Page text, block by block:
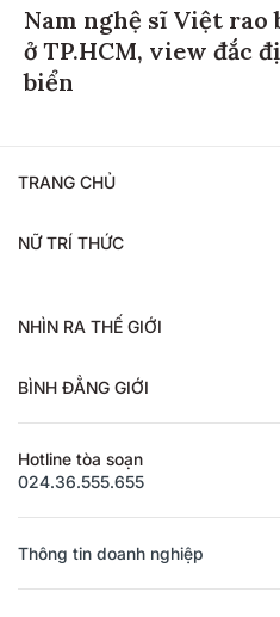
Nam nghệ sĩ Việt
ở TP.HCM, view đắc
biển
TRANG CHỦ
NỮ TRÍ THỨC
NHÌN RA THẾ GIỚI
BÌNH ĐẲNG GIỚI
Hotline tòa soạn
024.36.555.655
Thông tin doanh nghiệp